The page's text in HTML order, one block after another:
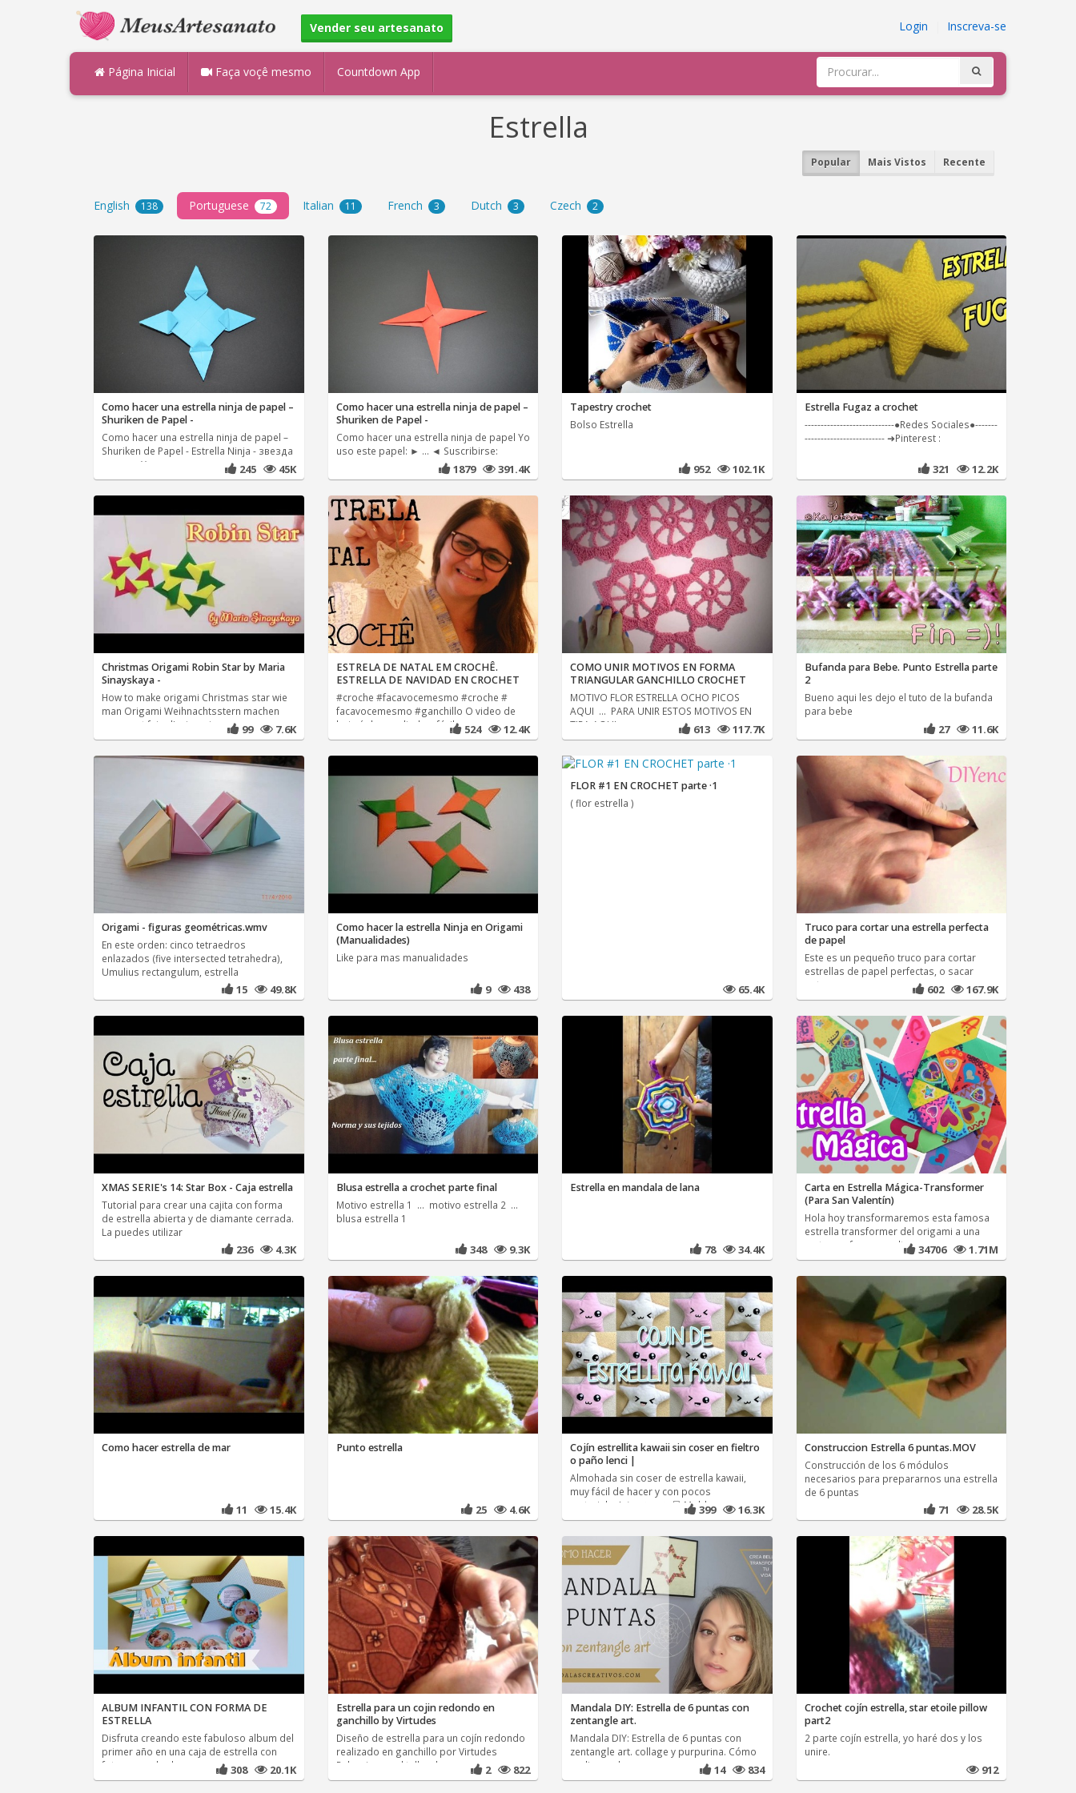
Vender seu artesanato Login Inscreva-se
Página Inicial Faça voçê mesmo Countdown App
Estrella
Popular Mais Vistos Recente
English 138 Portuguese 72 Italian 11 French 3 Dutch 3 Czech 2
Como hacer una estrella ninja de papel –
Shuriken de Papel -
Como hacer una estrella ninja de papel –
Shuriken de Papel - Estrella Ninja - звезда
ниндзя Yo uso
245 45K
Como hacer una estrella ninja de papel –
Shuriken de Papel -
Como hacer una estrella ninja de papel Yo
uso este papel: ► ... ◄ Suscribirse:
1879 391.4K
Tapestry crochet
Bolso Estrella
952 102.1K
Estrella Fugaz a crochet
----------------------------●Redes Sociales●-------
------------------------- ➜Pinterest :
321 12.2K
Christmas Origami Robin Star by Maria
Sinayskaya -
How to make origami Christmas star wie
man Origami Weihnachtsstern machen
comment faire l'origami
99 7.6K
ESTRELA DE NATAL EM CROCHÊ.
ESTRELLA DE NAVIDAD EN CROCHET
#croche #facavocemesmo #croche #
facavocemesmo #ganchillo O video de
hoje é de uma linda e fácil
524 12.4K
COMO UNIR MOTIVOS EN FORMA
TRIANGULAR GANCHILLO CROCHET
MOTIVO FLOR ESTRELLA OCHO PICOS
AQUI ... PARA UNIR ESTOS MOTIVOS EN
TIRA AQUI
613 117.7K
Bufanda para Bebe. Punto Estrella parte
2
Bueno aqui les dejo el tuto de la bufanda
para bebe
27 11.6K
Origami - figuras geométricas.wmv
En este orden: cinco tetraedros
enlazados (five intersected tetrahedra),
Umulius rectangulum, estrella
15 49.8K
Como hacer la estrella Ninja en Origami
(Manualidades)
Like para mas manualidades
9 438
FLOR #1 EN CROCHET parte ·1
( flor estrella )
65.4K
Truco para cortar una estrella perfecta
de papel
Este es un pequeño truco para cortar
estrellas de papel perfectas, o sacar
patrones.
602 167.9K
XMAS SERIE's 14: Star Box - Caja estrella
Tutorial para crear una cajita con forma
de estrella abierta y de diamante cerrada.
La puedes utilizar
236 4.3K
Blusa estrella a crochet parte final
Motivo estrella 1 ... motivo estrella 2 ...
blusa estrella 1
348 9.3K
Estrella en mandala de lana
78 34.4K
Carta en Estrella Mágica-Transformer
(Para San Valentín)
Hola hoy transformaremos esta famosa
estrella transformer del origami a una
carta con frases ocultas 34706 1.71M
Como hacer estrella de mar
11 15.4K
Punto estrella
25 4.6K
Cojín estrellita kawaii sin coser en fieltro
o paño lenci |
Almohada sin coser de estrella kawaii,
muy fácil de hacer y con pocos
materiales! クッション星 Molde
399 16.3K
Construccion Estrella 6 puntas.MOV
Construcción de los 6 módulos
necesarios para prepararnos una estrella
de 6 puntas
71 28.5K
ALBUM INFANTIL CON FORMA DE
ESTRELLA
Disfruta creando este fabuloso album del
primer año en una caja de estrella con
fotos a modo de
308 20.1K
Estrella para un cojin redondo en
ganchillo by Virtudes
Diseño de estrella para un cojín redondo
realizado en ganchillo por Virtudes
Pelegrina en el taller de
2 822
Mandala DIY: Estrella de 6 puntas con
zentangle art.
Mandala DIY: Estrella de 6 puntas con
zentangle art. collage y purpurina. Cómo
realizar y decorar una
14 834
Crochet cojín estrella, star etoile pillow
part2
2 parte cojín estrella, yo haré dos y los
unire.
912